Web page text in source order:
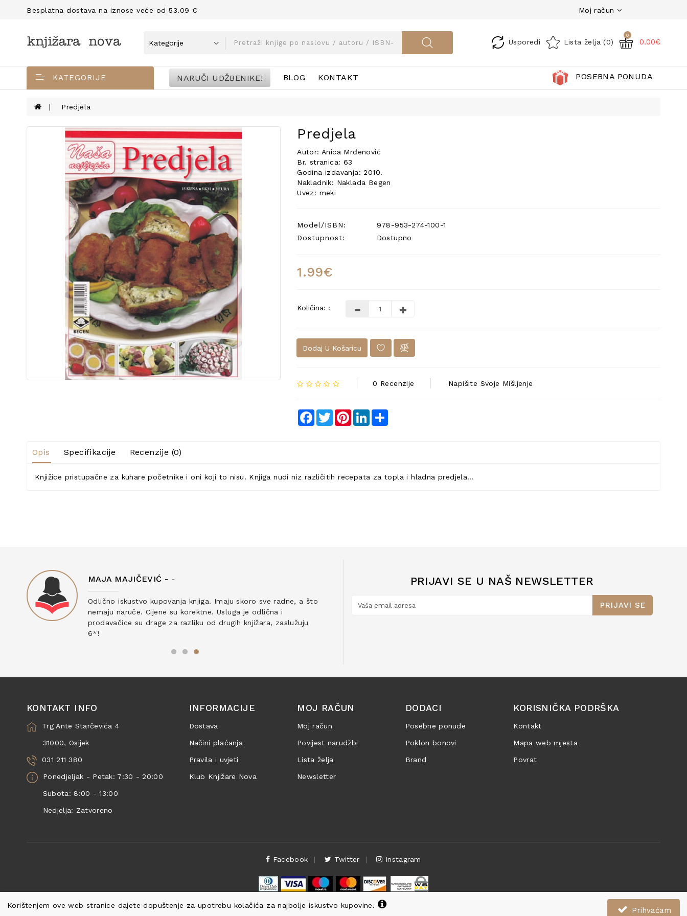
Besplatna dostava na iznose veće od 53.09 € Moj račun
Usporedi Lista želja (0)
0
0.00€
KATEGORIJE NARUČI UDŽBENIKE! BLOG KONTAKT POSEBNA PONUDA
Predjela
Predjela
Autor: Anica Mrđenović
Br. stranica: 63
Godina izdavanja: 2010.
Nakladnik: Naklada Begen
Uvez: meki
Model/ISBN:
978-953-274-100-1
Dostupnost:
Dostupno
1.99€
Količina: :
Dodaj U Košaricu
0 Recenzije Napišite Svoje Mišljenje
Facebook
TwitterPinterestLinkedIn
Opis Specifikacije Recenzije (0)
Knjižice pristupačne za kuhare početnike i oni koji to nisu. Knjiga nudi niz različitih recepata za topla i hladna predjela…
Korištenjem ove web stranice dajete dopuštenje za upotrebu kolačića za najbolje iskustvo kupovine.
Prihvaćam
MAJA MAJIČEVIĆ - -
Odlično iskustvo kupovanja knjiga. Imaju skoro sve radne, a što
nemaju naruče. Cijene su korektne. Usluga je odlična i
prodavačice su drage za razliku od drugih knjižara, zaslužuju
6*!
PRIJAVI SE U NAŠ NEWSLETTER
PRIJAVI SE
KONTAKT INFO
Trg Ante Starčevića 4
31000, Osijek
031 211 380
Ponedjeljak - Petak: 7:30 - 20:00
Subota: 8:00 - 13:00
Nedjelja: Zatvoreno
INFORMACIJE
Dostava
Načini plaćanja
Pravila i uvjeti
Klub Knjižare Nova
MOJ RAČUN
Moj račun
Povijest narudžbi
Lista želja
Newsletter
DODACI
Posebne ponude
Poklon bonovi
Brand
KORISNIČKA PODRŠKA
Kontakt
Mapa web mjesta
Povrat
Facebook Twitter Instagram